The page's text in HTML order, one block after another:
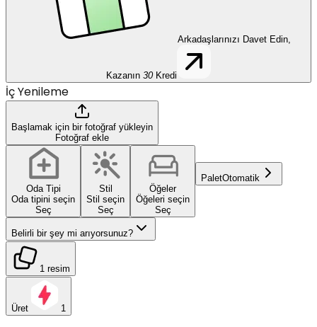
Arkadaşlarınızı Davet Edin,
Kazanın 30 Kredi
İç Yenileme
Başlamak için bir fotoğraf yükleyin
Fotoğraf ekle
Oda Tipi
Oda tipini seçin
Seç
Stil
Stil seçin
Seç
Öğeler
Öğeleri seçin
Seç
PaletOtomatik
Belirli bir şey mi arıyorsunuz?
1 resim
Üret 1